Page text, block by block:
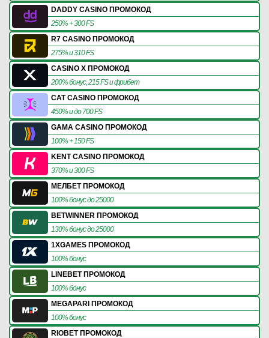
DADDY CASINO ПРОМОКОД
250% + 300 FS
R7 CASINO ПРОМОКОД
275% и 310 FS
CASINO X ПРОМОКОД
200% бонус, 215 FS и фрибет
CAT CASINO ПРОМОКОД
450% и до 700 FS
GAMA CASINO ПРОМОКОД
100% + 150 FS
KENT CASINO ПРОМОКОД
370% и 300 FS
МЕЛБЕТ ПРОМОКОД
100% бонус до 25000
BETWINNER ПРОМОКОД
130% бонус до 25000
1XGAMES ПРОМОКОД
100% бонус
LINEBET ПРОМОКОД
100% бонус
MEGAPARI ПРОМОКОД
100% бонус
RIOBET ПРОМОКОД